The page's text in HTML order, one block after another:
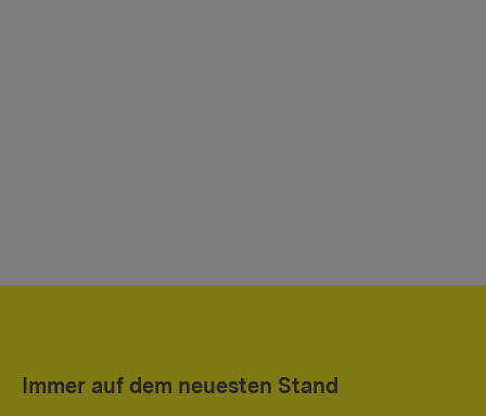
Immer auf dem neuesten Stand